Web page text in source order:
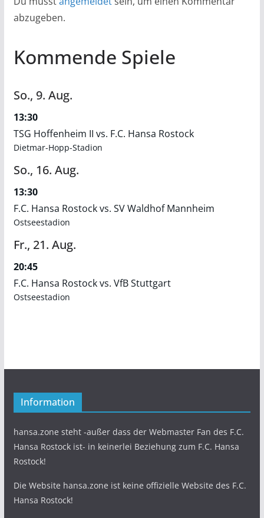
abzugeben.
Kommende Spiele
So., 9. Aug.
13:30
TSG Hoffenheim II vs. F.C. Hansa Rostock
Dietmar-Hopp-Stadion
So., 16. Aug.
13:30
F.C. Hansa Rostock vs. SV Waldhof Mannheim
Ostseestadion
Fr., 21. Aug.
20:45
F.C. Hansa Rostock vs. VfB Stuttgart
Ostseestadion
Information
hansa.zone steht -außer dass der Webmaster Fan des F.C.
Hansa Rostock ist- in keinerlei Beziehung zum F.C. Hansa
Rostock!
Die Website hansa.zone ist keine offizielle Website des F.C.
Hansa Rostock!